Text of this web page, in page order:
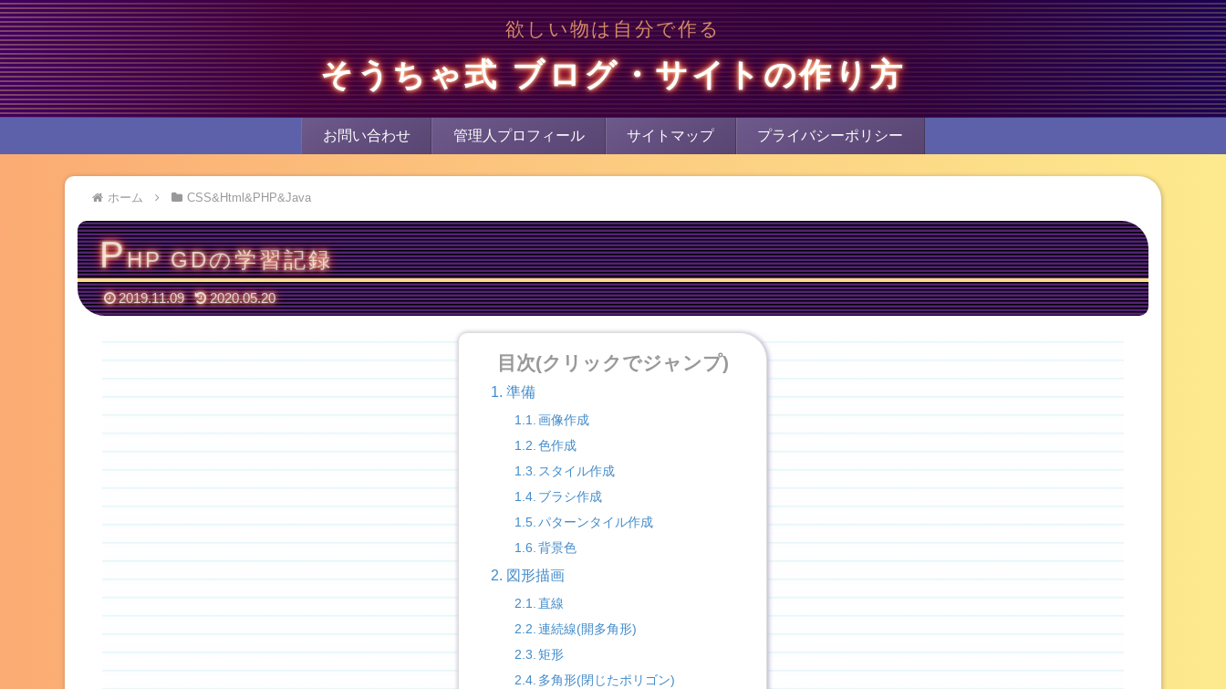
欲しい物は自分で作る
そうちゃ式 ブログ・サイトの作り方
お問い合わせ 管理人プロフィール サイトマップ プライバシーポリシー
ホーム CSS&Html&PHP&Java
PHP GDの学習記録
2019.11.09 2020.05.20
目次(クリックでジャンプ)
準備
画像作成
色作成
スタイル作成
ブラシ作成
パターンタイル作成
背景色
図形描画
直線
連続線(開多角形)
矩形
多角形(閉じたポリゴン)